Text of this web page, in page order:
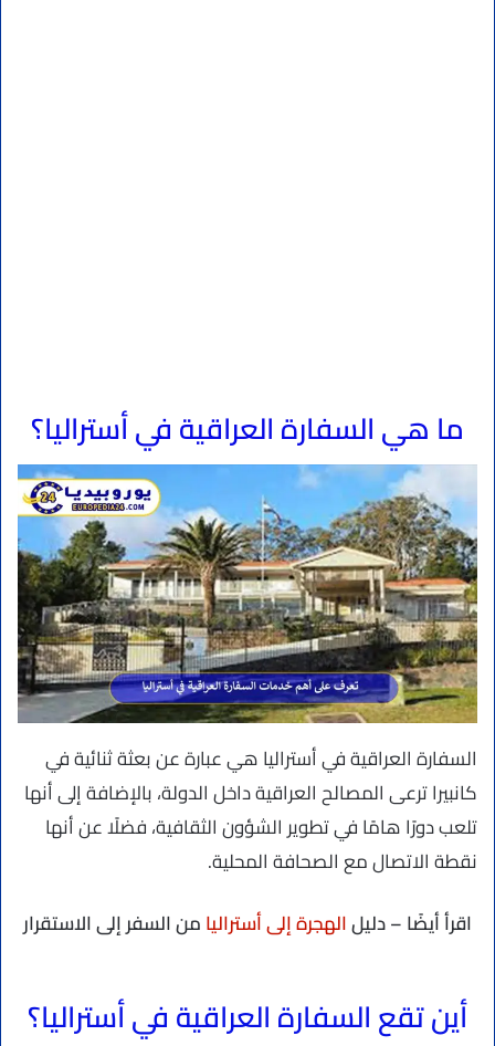
ما هي السفارة العراقية في أستراليا؟
السفارة العراقية في أستراليا هي عبارة عن بعثة ثنائية في
كانبيرا ترعى المصالح العراقية داخل الدولة، بالإضافة إلى أنها
تلعب دورًا هامًا في تطوير الشؤون الثقافية، فضلًا عن أنها
نقطة الاتصال مع الصحافة المحلية.
اقرأ أيضًا – دليلالهجرة إلى أستراليامن السفر إلى الاستقرار
أين تقع السفارة العراقية في أستراليا؟